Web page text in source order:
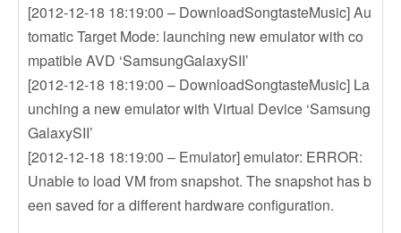
[2012-12-18 18:19:00 – DownloadSongtasteMusic] Au
tomatic Target Mode: launching new emulator with co
mpatible AVD ‘SamsungGalaxySII’
[2012-12-18 18:19:00 – DownloadSongtasteMusic] La
unching a new emulator with Virtual Device ‘Samsung
GalaxySII’
[2012-12-18 18:19:00 – Emulator] emulator: ERROR:
Unable to load VM from snapshot. The snapshot has b
een saved for a different hardware configuration.